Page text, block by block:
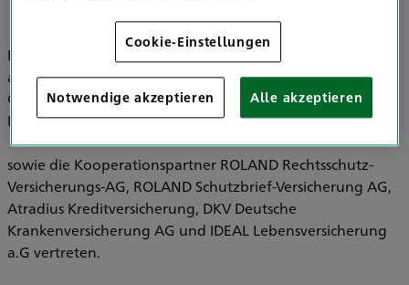
Im Bereich der Versicherungsvermittlung werden
ausschließlich die HDI Versicherung AG, HDI Global SE, HDI
Global Specialty SE, HDI Lebensversicherung AG, HDI
Pensionsfonds AG, HDI Pensionskasse AG
sowie die Kooperationspartner ROLAND Rechtsschutz-
Versicherungs-AG, ROLAND Schutzbrief-Versicherung AG,
Atradius Kreditversicherung, DKV Deutsche
Krankenversicherung AG und IDEAL Lebensversicherung
a.G vertreten.
Cookie-Einstellungen
Notwendige akzeptieren Alle akzeptieren